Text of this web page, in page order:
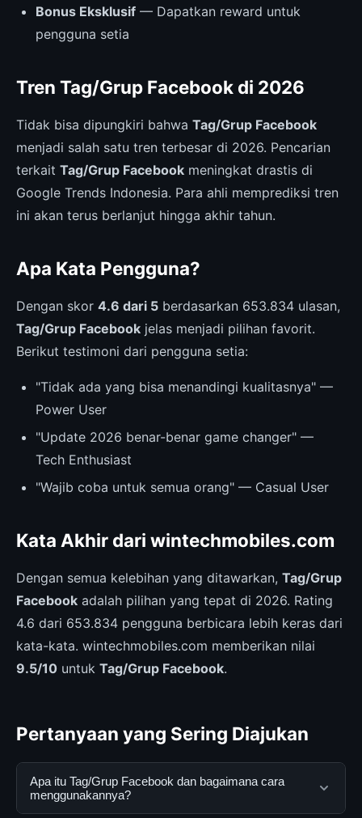
Bonus Eksklusif — Dapatkan reward untuk
pengguna setia
Tren Tag/Grup Facebook di 2026
Tidak bisa dipungkiri bahwa Tag/Grup Facebook
menjadi salah satu tren terbesar di 2026. Pencarian
terkait Tag/Grup Facebook meningkat drastis di
Google Trends Indonesia. Para ahli memprediksi tren
ini akan terus berlanjut hingga akhir tahun.
Apa Kata Pengguna?
Dengan skor 4.6 dari 5 berdasarkan 653.834 ulasan,
Tag/Grup Facebook jelas menjadi pilihan favorit.
Berikut testimoni dari pengguna setia:
"Tidak ada yang bisa menandingi kualitasnya" —
Power User
"Update 2026 benar-benar game changer" —
Tech Enthusiast
"Wajib coba untuk semua orang" — Casual User
Kata Akhir dari wintechmobiles.com
Dengan semua kelebihan yang ditawarkan, Tag/Grup
Facebook adalah pilihan yang tepat di 2026. Rating
4.6 dari 653.834 pengguna berbicara lebih keras dari
kata-kata. wintechmobiles.com memberikan nilai
9.5/10 untuk Tag/Grup Facebook.
Pertanyaan yang Sering Diajukan
Apa itu Tag/Grup Facebook dan bagaimana cara
menggunakannya?